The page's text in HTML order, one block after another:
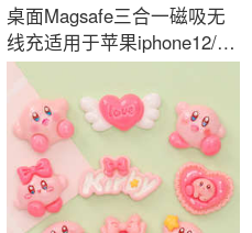
桌面Magsafe三合一磁吸无
线充适用于苹果iphone12/13
磁吸底座支架